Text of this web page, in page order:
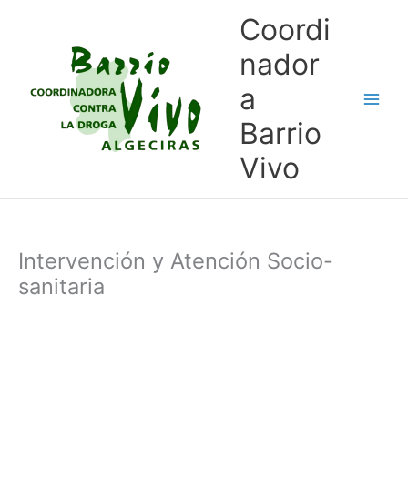
Coordi
nador
a
Barrio
Vivo
Intervención y Atención Socio-
sanitaria